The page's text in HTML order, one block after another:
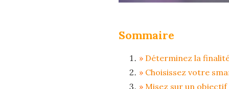
Sommaire
Déterminez la
Choisissez votre
Misez sur un